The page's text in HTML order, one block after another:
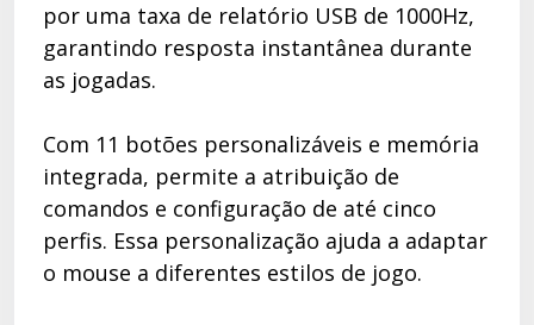
por uma taxa de relatório USB de 1000Hz,
garantindo resposta instantânea durante
as jogadas.
Com 11 botões personalizáveis e memória
integrada, permite a atribuição de
comandos e configuração de até cinco
perfis. Essa personalização ajuda a adaptar
o mouse a diferentes estilos de jogo.